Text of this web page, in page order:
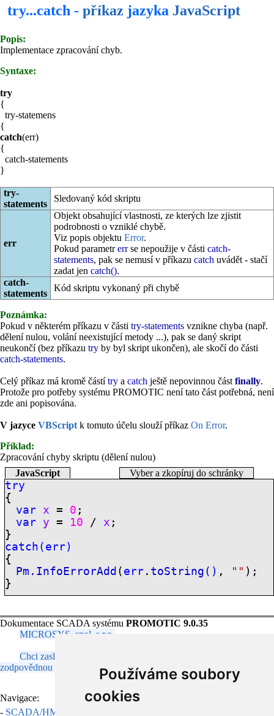
Používáme soubory
cookies
try...catch - příkaz jazyka JavaScript
Popis:
Implementace zpracování chyb.
Syntaxe:
try
{
try-statemens
{
catch(err)
{
catch-statements
}
try-
statements
Sledovaný kód skriptu
err
Objekt obsahující vlastnosti, ze kterých lze zjistit
podrobnosti o vzniklé chybě.
Viz popis objektu Error.
Pokud parametrerrse nepoužije v části catch-
statements, pak se nemusí v příkazu catch uvádět - stačí
zadat jen catch().
catch-
statements
Kód skriptu vykonaný při chybě
Poznámka:
Pokud v některém příkazu v části try-statements vznikne chyba (např.
dělení nulou, volání neexistující metody ...), pak se daný skript
neukončí (bez příkazu try by byl skript ukončen), ale skočí do části
catch-statements.
Celý příkaz má kromě částítry a catch ještě nepovinnou část finally.
Protože pro potřeby systému PROMOTIC není tato část potřebná, není
zde ani popisována.
V jazyce VBScript k tomuto účelu slouží příkaz On Error.
Příklad:
Zpracování chyby skriptu (dělení nulou)
JavaScript
Vyber a zkopíruj do schránky
try
{
var
x = 0 ;
var
y = 10 / x ;
}
catch(err)
{
Pm.InfoErrorAdd ( err. toString() , "" );
}
Dokumentace SCADA systému PROMOTIC 9.0.35
MICROSYS, spol. s r.o.
Chci zaslat připomínku k této stránce
zodpovědnou osobu
Navigace:
- SCADA/HMI systém PROMOTIC